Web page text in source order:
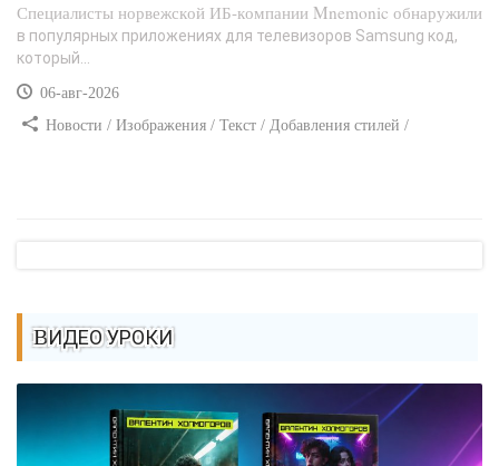
Специалисты норвежской ИБ-компании Mnemonic обнаружили
в популярных приложениях для телевизоров Samsung код,
который...
06-авг-2026
Новости / Изображения / Текст / Добавления стилей /
ВИДЕО УРОКИ